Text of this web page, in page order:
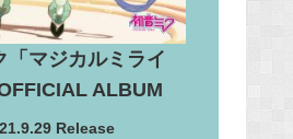
「マジカルミライ
ALBUM
Release